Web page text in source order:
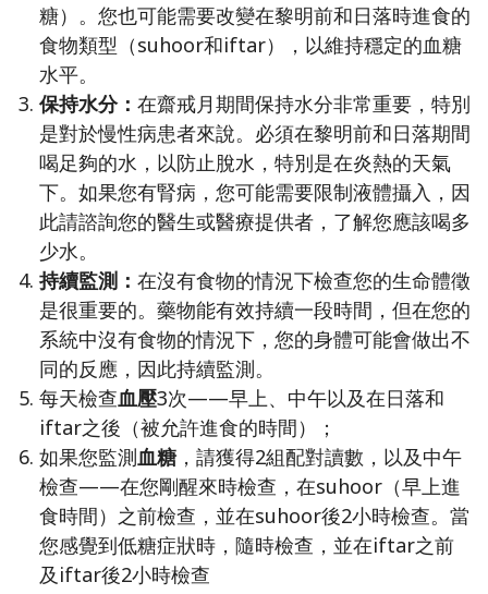
糖）。您也可能需要改變在黎明前和日落時進食的
食物類型（suhoor和iftar），以維持穩定的血糖
水平。
保持水分： 在齋戒月期間保持水分非常重要，特別
是對於慢性病患者來說。必須在黎明前和日落期間
喝足夠的水，以防止脫水，特別是在炎熱的天氣
下。如果您有腎病，您可能需要限制液體攝入，因
此請諮詢您的醫生或醫療提供者，了解您應該喝多
少水。
持續監測： 在沒有食物的情況下檢查您的生命體徵
是很重要的。藥物能有效持續一段時間，但在您的
系統中沒有食物的情況下，您的身體可能會做出不
同的反應，因此持續監測。
每天檢查血壓3次——早上、中午以及在日落和
iftar之後（被允許進食的時間）；
如果您監測血糖，請獲得2組配對讀數，以及中午
檢查——在您剛醒來時檢查，在suhoor（早上進
食時間）之前檢查，並在suhoor後2小時檢查。當
您感覺到低糖症狀時，隨時檢查，並在iftar之前
及iftar後2小時檢查